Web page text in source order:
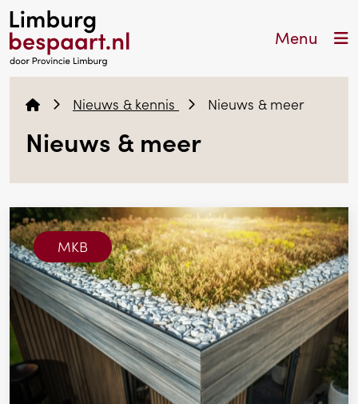
Menu
Nieuws & kennis Nieuws & meer
Nieuws & meer
MKB